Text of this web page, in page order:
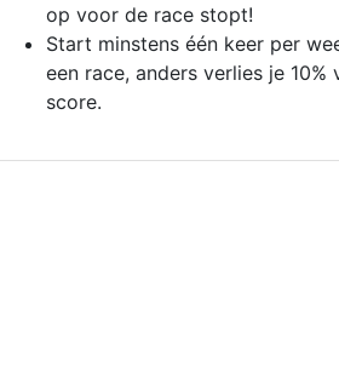
op voor de race stopt!
Start minstens één keer per
een race, anders verlies je 10%
score.